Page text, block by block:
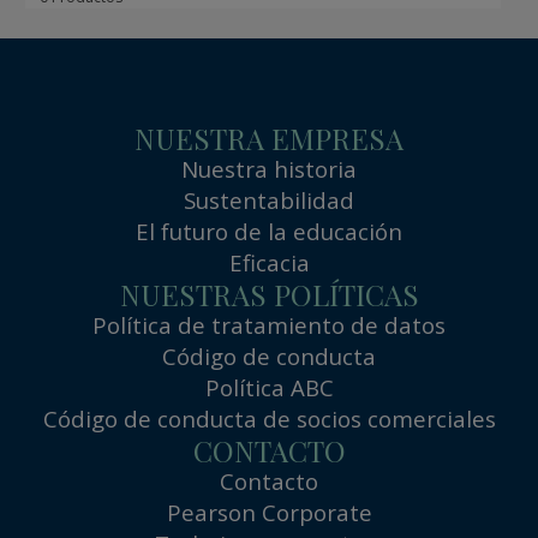
NUESTRA EMPRESA
Nuestra historia
Sustentabilidad
El futuro de la educación
Eficacia
NUESTRAS POLÍTICAS
Política de tratamiento de datos
Código de conducta
Política ABC
Código de conducta de socios comerciales
CONTACTO
Contacto
Pearson Corporate